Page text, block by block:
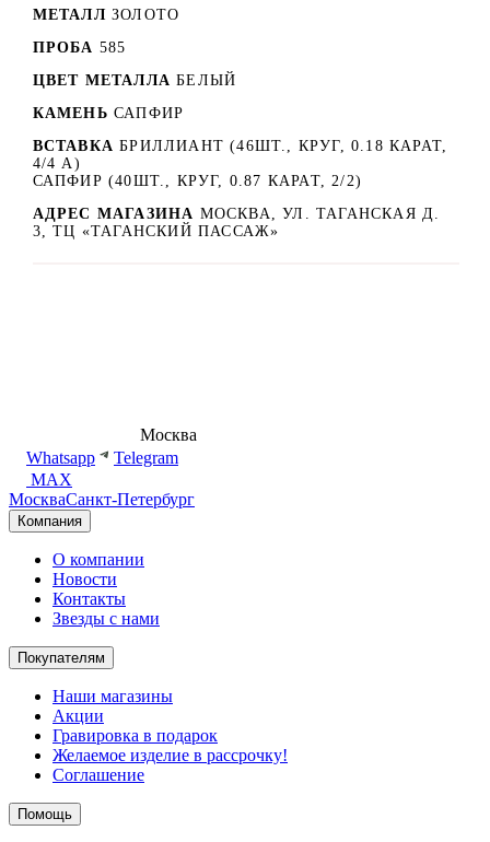
МЕТАЛЛ ЗОЛОТО
ПРОБА 585
ЦВЕТ МЕТАЛЛА БЕЛЫЙ
КАМЕНЬ САПФИР
ВСТАВКА БРИЛЛИАНТ (46ШТ., КРУГ, 0.18 КАРАТ,
4/4 А)
САПФИР (40ШТ., КРУГ, 0.87 КАРАТ, 2/2)
АДРЕС МАГАЗИНА МОСКВА, УЛ. ТАГАНСКАЯ Д.
3, ТЦ «ТАГАНСКИЙ ПАССАЖ»
Москва
Whatsapp
Telegram
MAX
МоскваСанкт-Петербург
Компания
О компании
Новости
Контакты
Звезды с нами
Покупателям
Наши магазины
Акции
Гравировка в подарок
Желаемое изделие в рассрочку!
Соглашение
Помощь